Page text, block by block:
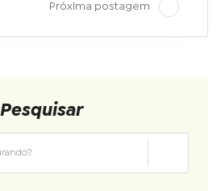
Próxima postagem
Pesquisar